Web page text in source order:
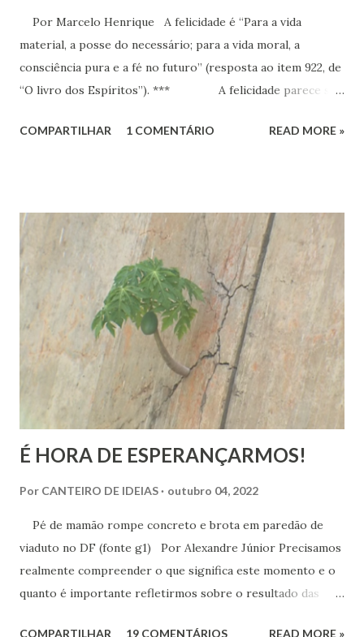
Por Marcelo Henrique A felicidade é “Para a vida
material, a posse do necessário; para a vida moral, a
consciência pura e a fé no futuro” (resposta ao item 922, de
“O livro dos Espíritos”). *** A felicidade parece ser
desejo, a aspiração, o projeto de vida de cada criatura,
alegria. Esta última corresponde a instantes, momentos que
têm duração variável e que pertencem ao âmbito dos
sentimentos derivados de experiências específicas, onde se
pode compreender o alcance das emoções. Já a felicidade…
Ah, esta corresponde a um ideal de inspiração, como se,
figurativamente, estivéssemos diante da linha de chegada
de uma competição esportiva ou o ápice de uma monta...
COMPARTILHAR 1 COMENTÁRIO READ MORE »
É HORA DE ESPERANÇARMOS!
Por CANTEIRO DE IDEIAS outubro 04, 2022
Pé de mamão rompe concreto e brota em paredão de
viaduto no DF (fonte g1) Por Alexandre Júnior Precisamos
realmente compreender o que significa este momento e o
quanto é importante refletirmos sobre o resultado das
COMPARTILHAR 19 COMENTÁRIOS READ MORE »